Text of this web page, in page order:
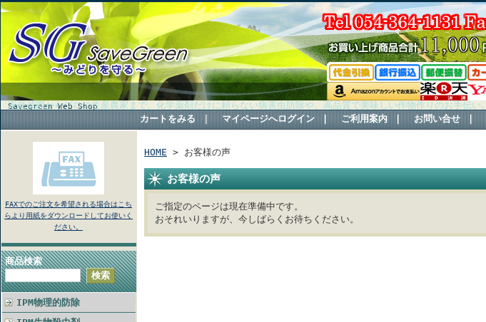
Savegreen Web Shop
家庭菜園からプロの生産農家まで、化学薬剤だけに頼らない病害虫防除や、高品質で美味しい作物作りのお手伝い。
カートをみる
マイページへログイン ご利用案内 お問い合せ
FAXでのご注文を希望される場合はこち
らより用紙をダウンロードしてお使いく
ださい。
商品検索
IPM物理的防除
HOME > お客様の声
お客様の声
ご指定のページは現在準備中です。
おそれいりますが、今しばらくお待ちください。